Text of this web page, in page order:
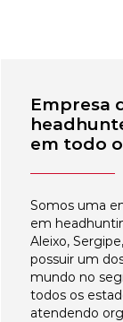
Empresa
em todo
Somos uma
em
Aleixo,
possuir um
mundo no
todos os
atendendo